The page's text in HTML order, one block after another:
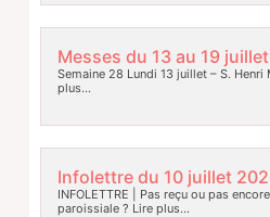
Messes du 13 au 19
Semaine 28 Lundi 13 juillet – S. Henri
plus…
Infolettre du 10 juillet
INFOLETTRE | Pas reçu ou pas
paroissiale ? Lire plus…